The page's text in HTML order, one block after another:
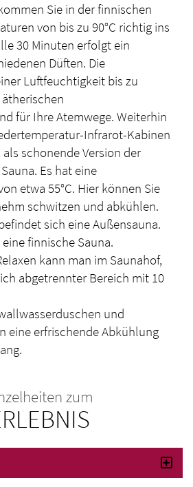
Sie in der finnischen
von bis zu 90°C richtig ins
30 Minuten erfolgt ein
Düften. Die
Luftfeuchtigkeit bis zu
für Ihre Atemwege. Weiterhin
Infrarot-Kabinen
schonende Version der
Es hat eine
etwa 55°C. Hier können Sie
schwitzen und abkühlen.
sich eine Außensauna.
finnische Sauna.
kann man im Saunahof,
abgetrennter Bereich mit 10
und
eine erfrischende Abkühlung
zum